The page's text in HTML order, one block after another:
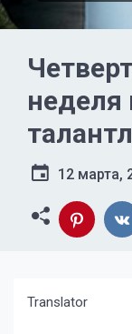
со12 марта,
Translator